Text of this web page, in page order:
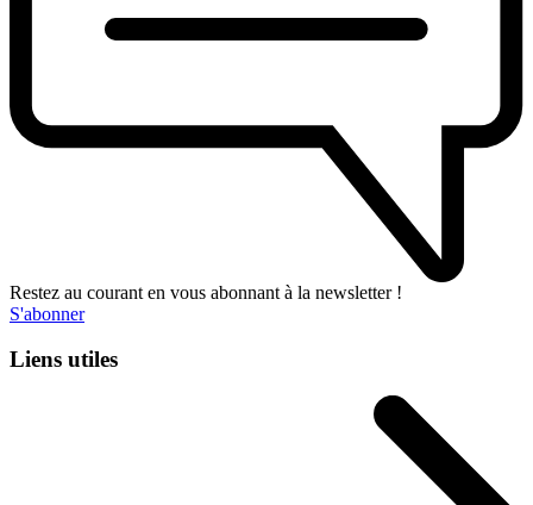
Restez au courant en vous abonnant à la newsletter !
S'abonner
Liens utiles